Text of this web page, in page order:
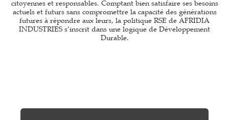
citoyennes et responsables. Comptant bien satisfaire ses besoins
actuels et futurs sans compromettre la capacité des générations
futures à répondre aux leurs, la politique RSE de AFRIDIA
INDUSTRIES s’inscrit dans une logique de Développement
Durable.